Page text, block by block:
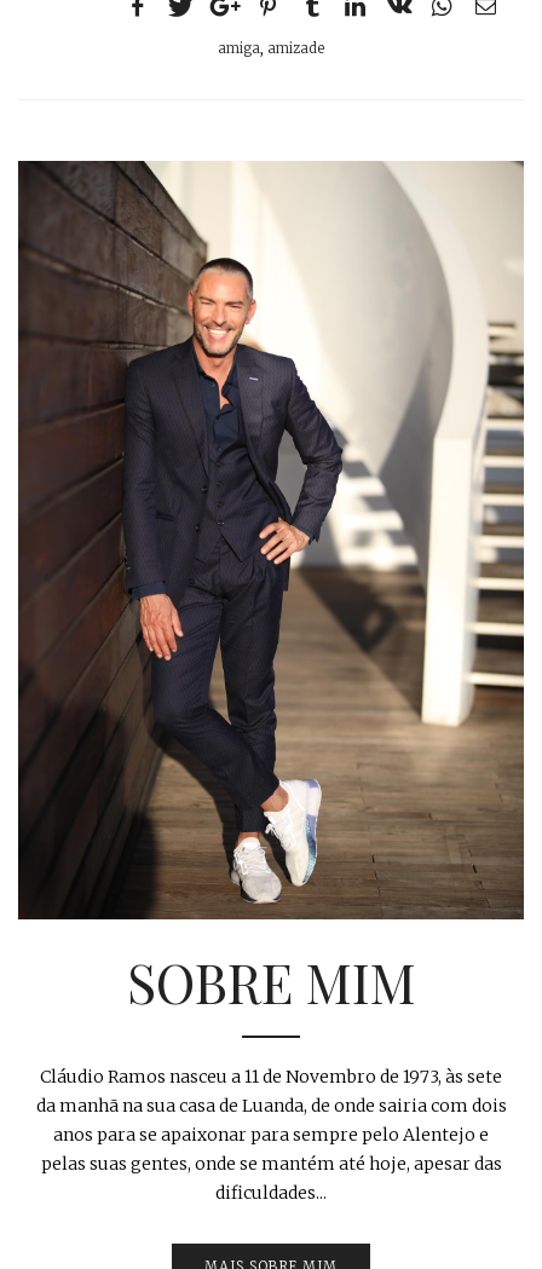
amiga, amizade
SOBRE MIM
Cláudio Ramos nasceu a 11 de Novembro de 1973, às sete
da manhã na sua casa de Luanda, de onde sairia com dois
anos para se apaixonar para sempre pelo Alentejo e
pelas suas gentes, onde se mantém até hoje, apesar das
dificuldades...